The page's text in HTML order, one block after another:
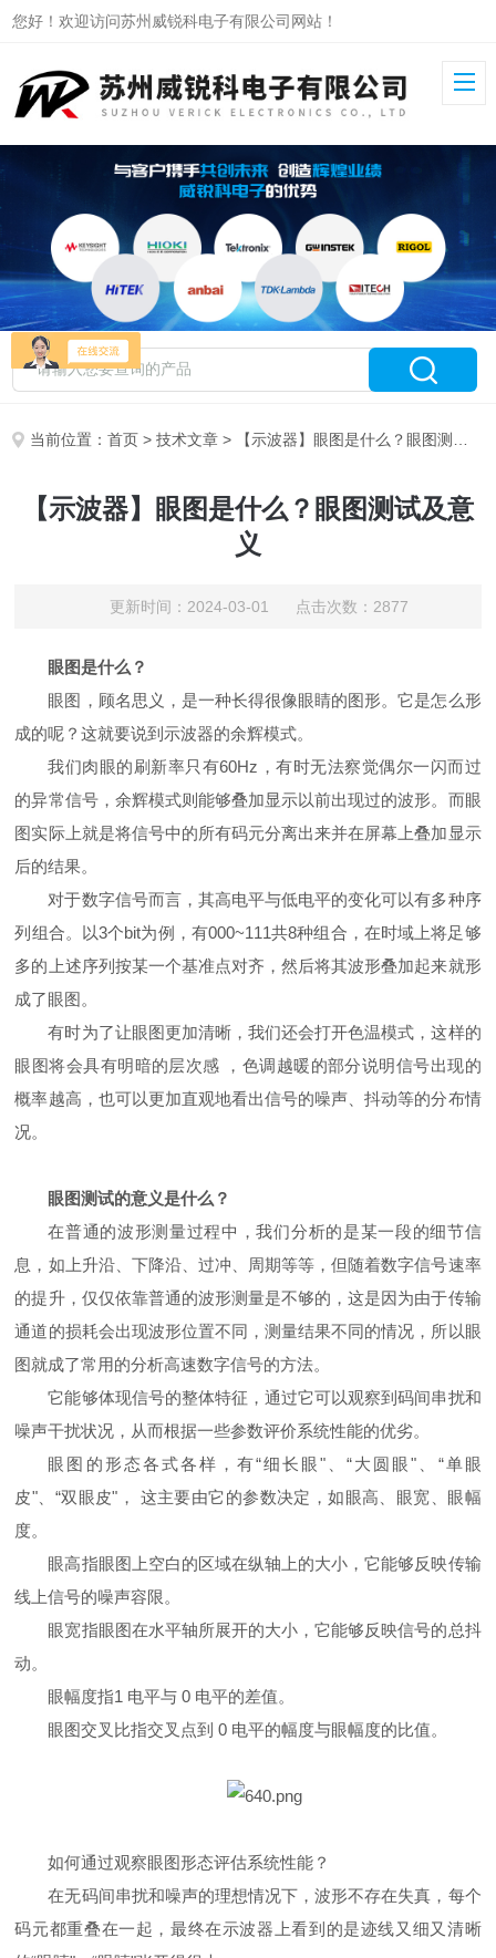
您好！欢迎访问苏州威锐科电子有限公司网站！
当前位置：首页 >技术文章 > 【示波器】眼图是什么？眼图测试及意义
【示波器】眼图是什么？眼图测试及意
义
更新时间：2024-03-01 点击次数：2877
眼图是什么？
眼图，顾名思义，是一种长得很像眼睛的图形。它是怎么形
成的呢？这就要说到示波器的余辉模式。
我们肉眼的刷新率只有60Hz ，有时无法察觉偶尔一闪而过
的异常信号，余辉模式则能够叠加显示以前出现过的波形。而眼
图实际上就是将信号中的所有码元分离出来并在屏幕上叠加显示
后的结果。
对于数字信号而言，其高电平与低电平的变化可以有多种序
列组合。以3个bit为例，有000~111共8种组合，在时域上将足够
多的上述序列按某一个基准点对齐，然后将其波形叠加起来就形
成了眼图。
有时为了让眼图更加清晰，我们还会打开色温模式，这样的
眼图将会具有明暗的层次感 ，色调越暖的部分说明信号出现的
概率越高，也可以更加直观地看出信号的噪声、抖动等的分布情
况。
眼图测试的意义是什么？
在普通的波形测量过程中，我们分析的是某一段的细节信
息，如上升沿、下降沿、过冲、周期等等，但随着数字信号速率
的提升，仅仅依靠普通的波形测量是不够的，这是因为由于传输
通道的损耗会出现波形位置不同，测量结果不同的情况，所以眼
图就成了常用的分析高速数字信号的方法。
它能够体现信号的整体特征，通过它可以观察到码间串扰和
噪声干扰状况，从而根据一些参数评价系统性能的优劣。
眼图的形态各式各样，有“细长眼" 、“大圆眼" “单眼
皮"、 “双眼皮" ， 这主要由它的参数决定，如眼高、眼宽、眼幅
度。
眼高指眼图上空白的区域在纵轴上的大小，它能够反映传输
线上信号的噪声容限。
眼宽指眼图在水平轴所展开的大小，它能够反映信号的总抖
动。
眼幅度指1 电平与 0 电平的差值。
眼图交叉比指交叉点到 0 电平的幅度与眼幅度的比值。
如何通过观察眼图形态评估系统性能？
在无码间串扰和噪声的理想情况下，波形不存在失真，每个
码元都重叠在一起，最终在示波器上看到的是迹线又细又清晰